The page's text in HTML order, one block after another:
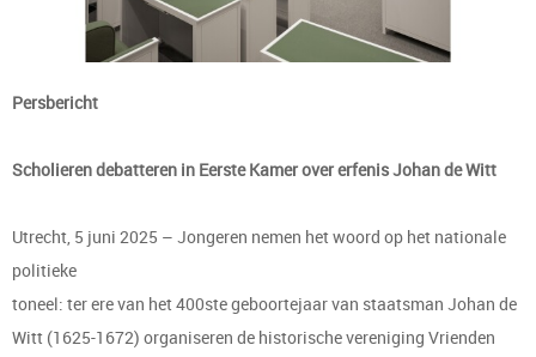
Persbericht
Scholieren debatteren in Eerste Kamer over erfenis Johan de Witt
Utrecht, 5 juni 2025 – Jongeren nemen het woord op het nationale
politieke
toneel: ter ere van het 400ste geboortejaar van staatsman Johan de
Witt (1625-1672) organiseren de historische vereniging Vrienden